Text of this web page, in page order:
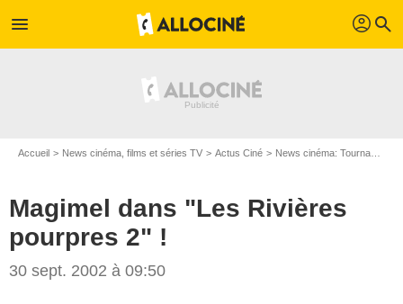
menu profil search
Accueil News cinéma, films et séries TV Actus Ciné News cinéma: Tournages
Magimel dans "Les Rivières
pourpres 2" !
30 sept. 2002 à 09:50